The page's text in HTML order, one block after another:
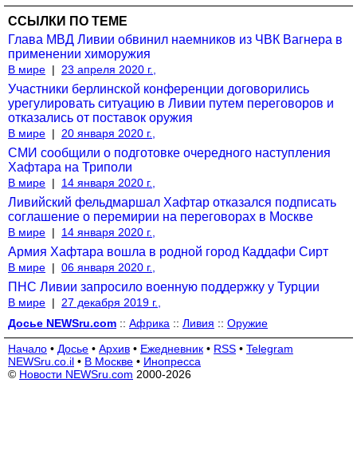
ССЫЛКИ ПО ТЕМЕ
Глава МВД Ливии обвинил наемников из ЧВК Вагнера в
применении химоружия
В мире | 23 апреля 2020 г.,
Участники берлинской конференции договорились
урегулировать ситуацию в Ливии путем переговоров и
отказались от поставок оружия
В мире | 20 января 2020 г.,
СМИ сообщили о подготовке очередного наступления
Хафтара на Триполи
В мире | 14 января 2020 г.,
Ливийский фельдмаршал Хафтар отказался подписать
соглашение о перемирии на переговорах в Москве
В мире | 14 января 2020 г.,
Армия Хафтара вошла в родной город Каддафи Сирт
В мире | 06 января 2020 г.,
ПНС Ливии запросило военную поддержку у Турции
В мире |
27 декабря 2019 г.,
Досье NEWSru.com :: Африка :: Ливия :: Оружие
Начало • Досье • Архив • Ежедневник • RSS • Telegram
NEWSru.co.il • В Москве • Инопресса
© Новости NEWSru.com 2000-2026